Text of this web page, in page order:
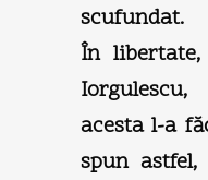
scufundat.
În
acesta l-a
spun